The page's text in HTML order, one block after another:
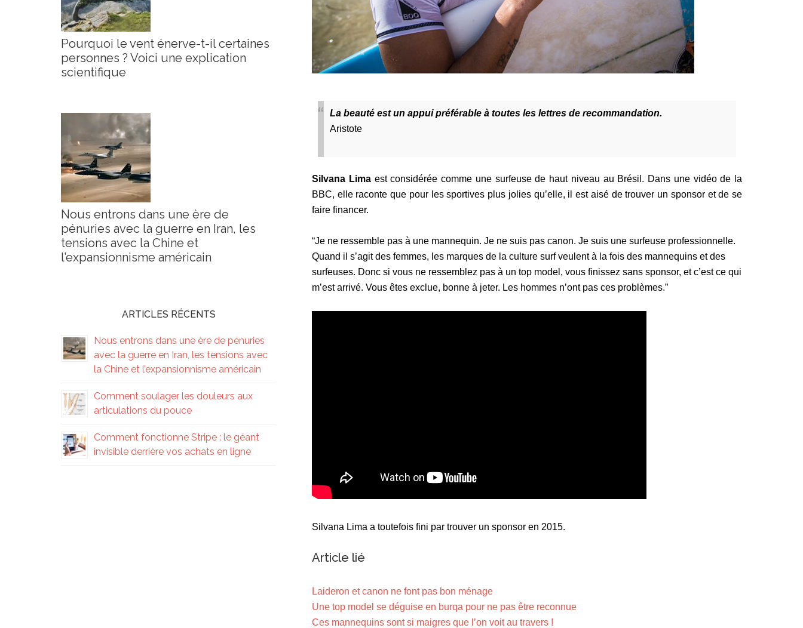
La beauté est un appui préférable à toutes les lettres de recommandation.
Aristote
Silvana Limaest considérée comme une surfeuse de haut niveau au Brésil. Dans une vidéo de la
BBC, elle raconte que pour les sportives plus jolies qu’elle, il est aisé de trouver un sponsor et de se
faire financer.
“Je ne ressemble pas à une mannequin. Je ne suis pas canon. Je suis une surfeuse professionnelle.
Quand il s’agit des femmes, les marques de la culture surf veulent à la fois des mannequins et des
surfeuses. Donc si vous ne ressemblez pas à un top model, vous finissez sans sponsor, et c’est ce qui
m’est arrivé. Vous êtes exclue, bonne à jeter. Les hommes n’ont pas ces problèmes.”
Silvana Lima a toutefois fini par trouver un sponsor en 2015.
Article lié
Laideron et canon ne font pas bon ménage
Une top model se déguise en burqa pour ne pas être reconnue
Ces mannequins sont si maigres que l’on voit au travers !
Pourquoi le vent énerve-t-il certaines
personnes ? Voici une explication
scientifique
Nous entrons dans une ère de
pénuries avec la guerre en Iran, les
tensions avec la Chine et
l’expansionnisme américain
ARTICLES RÉCENTS
Nous entrons dans une ère de pénuries
avec la guerre en Iran, les tensions avec
la Chine et l’expansionnisme américain
Comment soulager les douleurs aux
articulations du pouce
Comment fonctionne Stripe : le géant
invisible derrière vos achats en ligne